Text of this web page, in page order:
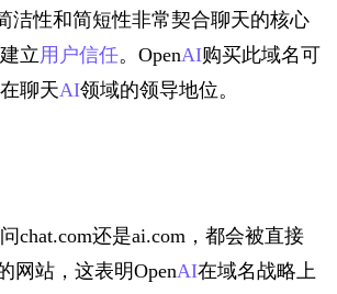
洁性和简短性非常契合聊天的核心
立用户信任。OpenAI购买此域名可
聊天AI领域的领导地位。
chat.com还是ai.com，都会被直接
网站，这表明OpenAI在域名战略上